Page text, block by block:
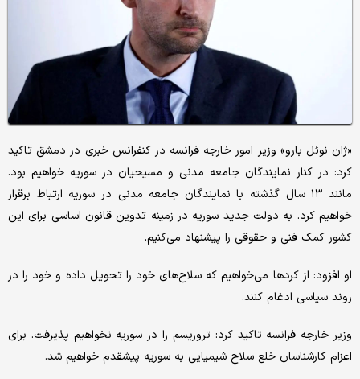
«ژان نوئل بارو» وزیر امور خارجه فرانسه در کنفرانس خبری در دمشق تاکید
کرد: در کنار نمایندگان جامعه مدنی و مسیحیان در سوریه خواهیم بود.
مانند ۱۳ سال گذشته با نمایندگان جامعه مدنی در سوریه ارتباط برقرار
خواهیم کرد. به دولت جدید سوریه در زمینه تدوین قانون اساسی برای این
کشور کمک فنی و حقوقی را پیشنهاد می‌کنیم.
او افزود: از کردها می‌خواهیم که سلاح‌های خود را تحویل داده و خود را در
روند سیاسی ادغام کنند.
وزیر خارجه فرانسه تاکید کرد: تروریسم را در سوریه نخواهیم پذیرفت. برای
اعزام کارشناسان خلع سلاح شیمیایی به سوریه پیشقدم خواهیم شد.